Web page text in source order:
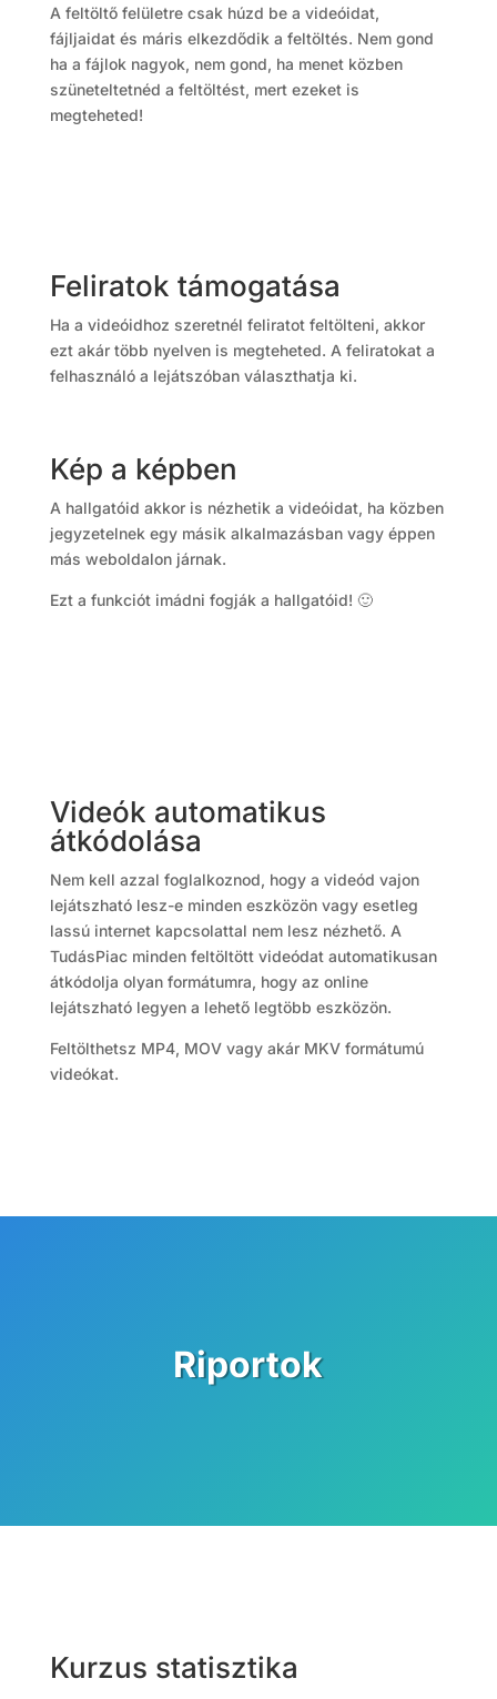
A feltöltő felületre csak húzd be a videóidat,
fájljaidat és máris elkezdődik a feltöltés. Nem gond
ha a fájlok nagyok, nem gond, ha menet közben
szüneteltetnéd a feltöltést, mert ezeket is
megteheted!
Feliratok támogatása
Ha a videóidhoz szeretnél feliratot feltölteni, akkor
ezt akár több nyelven is megteheted. A feliratokat a
felhasználó a lejátszóban választhatja ki.
Kép a képben
A hallgatóid akkor is nézhetik a videóidat, ha közben
jegyzetelnek egy másik alkalmazásban vagy éppen
más weboldalon járnak.
Ezt a funkciót imádni fogják a hallgatóid! 🙂
Videók automatikus
átkódolása
Nem kell azzal foglalkoznod, hogy a videód vajon
lejátszható lesz-e minden eszközön vagy esetleg
lassú internet kapcsolattal nem lesz nézhető. A
TudásPiac minden feltöltött videódat automatikusan
átkódolja olyan formátumra, hogy az online
lejátszható legyen a lehető legtöbb eszközön.
Feltölthetsz MP4, MOV vagy akár MKV formátumú
videókat.
Riportok
Kurzus statisztika